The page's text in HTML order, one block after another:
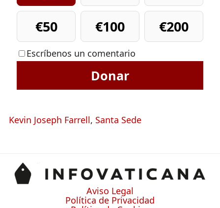
€50
€100 €200
Escríbenos un comentario
Donar
Kevin Joseph Farrell, Santa Sede
Aviso Legal
Política de Privacidad